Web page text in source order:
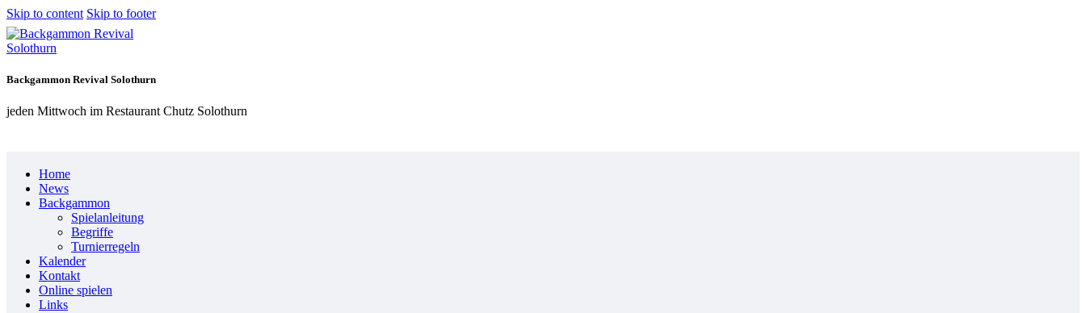
Skip to content Skip to footer
Backgammon Revival Solothurn
jeden Mittwoch im Restaurant Chutz Solothurn
Home
News
Backgammon
Spielanleitung
Begriffe
Turnierregeln
Kalender
Kontakt
Online spielen
Links